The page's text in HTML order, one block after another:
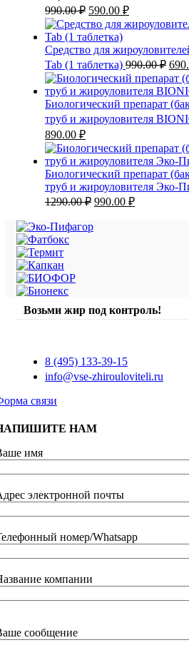
990.00₽ Первоначальная
цена
составляла
990.00 ₽.
590.00 ₽Текущая
цена:
Средство для
Tab (1 таблетка) 990.00₽
Биологический препарат
труб и жироуловителя
Первоначальная
цена
составляла
1200.00 ₽.
890.00 ₽Текущая
цена:
890.00 ₽.
Биологический препарат
труб и жироуловителя Эко-
1290.00₽ Первоначальная
990.00 ₽Текущая
Возьми жир под контроль!
8 (495) 133-39-15
info@vse-zhirouloviteli.ru
связи
НАМ
имя
электронной почты
номер/Whatsapp
компании
сообщение